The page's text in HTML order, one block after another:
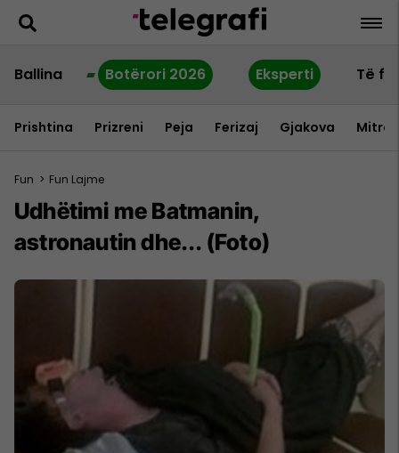
Ballina Botërori 2026 Eksperti Të
Prishtina Prizreni Peja Ferizaj Gjakova
Fun > Fun Lajme
Udhëtimi me Batmanin,
astronautin dhe... (Foto)